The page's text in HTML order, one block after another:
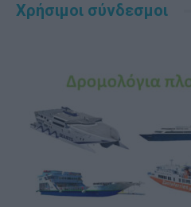
Χρήσιμοι σύνδεσμοι